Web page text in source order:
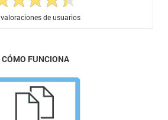
valoraciones de usuarios
CÓMO FUNCIONA